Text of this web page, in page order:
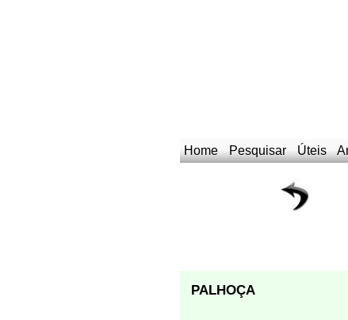
Home Pesquisar Úteis
PALHOÇA